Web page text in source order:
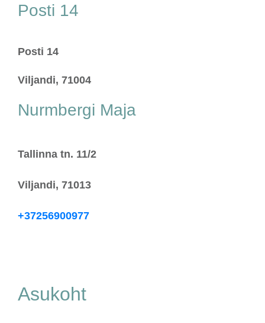
Posti 14
Posti 14
Viljandi, 71004
Nurmbergi Maja
Tallinna tn. 11/2
Viljandi, 71013
+37256900977
Asukoht